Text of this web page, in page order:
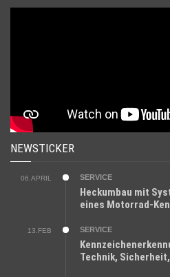
NEWSTICKER
06.APRIL SERVICE
Heckumbau mit
eines Motorrad-
13.FEB SERVICE
Technik,